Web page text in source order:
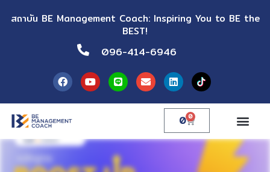
สถาบัน BE Management Coach: Inspiring You to BE the
BEST!
096-414-6946
0 0